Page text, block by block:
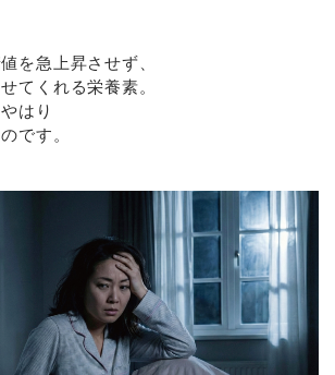
を急上昇させず、
てくれる栄養素。
はり
です。